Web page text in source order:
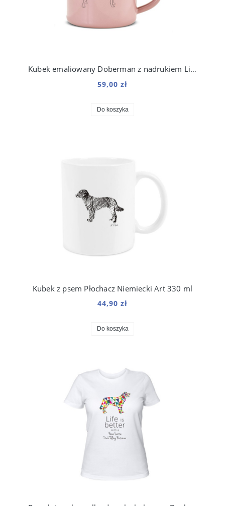
Kubek emaliowany Doberman z nadrukiem Line Różowy
59,00 zł
Do koszyka
Kubek z psem Płochacz Niemiecki Art 330 ml
44,90 zł
Do koszyka